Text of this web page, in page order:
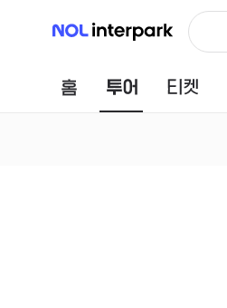
NOL 인터파크
홈 투어